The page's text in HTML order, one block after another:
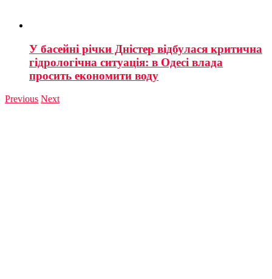
У басейні річки Дністер відбулася критична
гідрологічна ситуація: в Одесі влада
просить економити воду
Previous Next